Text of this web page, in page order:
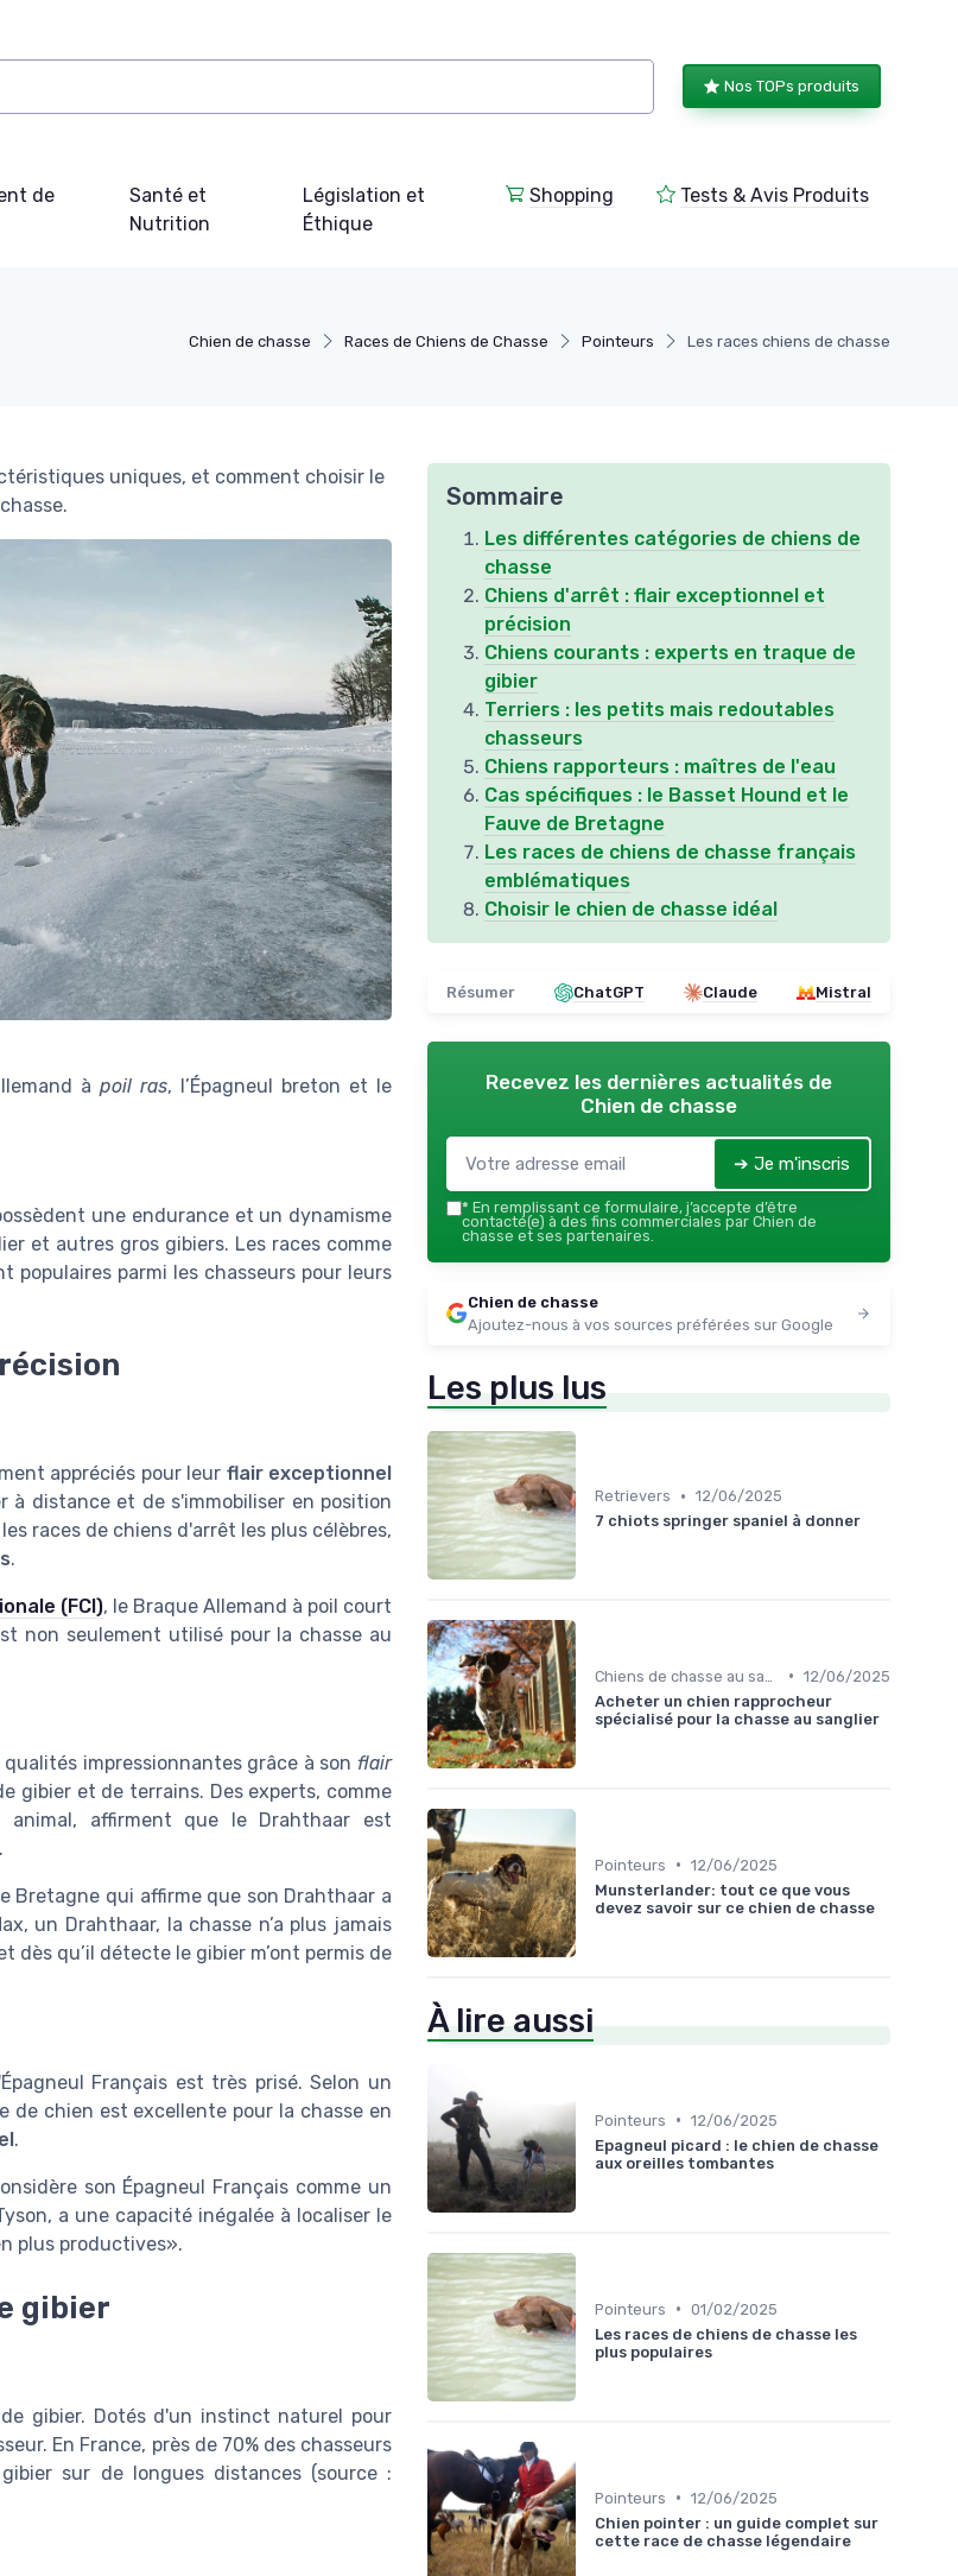
Nos TOPs produits
de
Santé et
Nutrition
Législation et
Éthique
Shopping Tests & Avis Produits
Chien de chasse Races de Chiens de Chasse Pointeurs Les races chiens de chasse
uniques, et comment choisir le
à poil ras, l’Épagneul breton et le
une endurance et un dynamisme
et autres gros gibiers. Les races comme
populaires parmi les chasseurs pour leurs
appréciés pour leur flair exceptionnel
distance et de s'immobiliser en position
races de chiens d'arrêt les plus célèbres,
.
(FCI), le Braque Allemand à poil court
non seulement utilisé pour la chasse au
impressionnantes grâce à son flair
gibier et de terrains. Des experts, comme
animal, affirment que le Drahthaar est
Bretagne qui affirme que son Drahthaar a
un Drahthaar, la chasse n’a plus jamais
dès qu’il détecte le gibier m’ont permis de
Français est très prisé. Selon un
de chien est excellente pour la chasse en
.
son Épagneul Français comme un
a une capacité inégalée à localiser le
plus productives».
gibier
gibier. Dotés d'un instinct naturel pour
En France, près de 70% des chasseurs
sur de longues distances (source :
Sommaire
Les différentes catégories de chiens de
chasse
Chiens d'arrêt : flair exceptionnel et
précision
Chiens courants : experts en traque de
gibier
Terriers : les petits mais redoutables
chasseurs
Chiens rapporteurs : maîtres de l'eau
Cas spécifiques : le Basset Hound et le
Fauve de Bretagne
Les races de chiens de chasse français
emblématiques
Choisir le chien de chasse idéal
Résumer ChatGPT Claude Mistral
Recevez les dernières actualités de
Chien de chasse
➔ Je m'inscris
* En remplissant ce formulaire, j’accepte d’être
contacté(e) à des fins commerciales par Chien de
chasse et ses partenaires.
Chien de chasse
Ajoutez-nous à vos sources préférées sur Google
Les plus lus
Retrievers • 12/06/2025
7 chiots springer spaniel à donner
• 12/06/2025
Acheter un chien rapprocheur
spécialisé pour la chasse au sanglier
Pointeurs • 12/06/2025
Munsterlander: tout ce que vous
devez savoir sur ce chien de chasse
À lire aussi
Pointeurs • 12/06/2025
Epagneul picard : le chien de chasse
aux oreilles tombantes
Pointeurs • 01/02/2025
Les races de chiens de chasse les
plus populaires
Pointeurs • 12/06/2025
Chien pointer : un guide complet sur
cette race de chasse légendaire